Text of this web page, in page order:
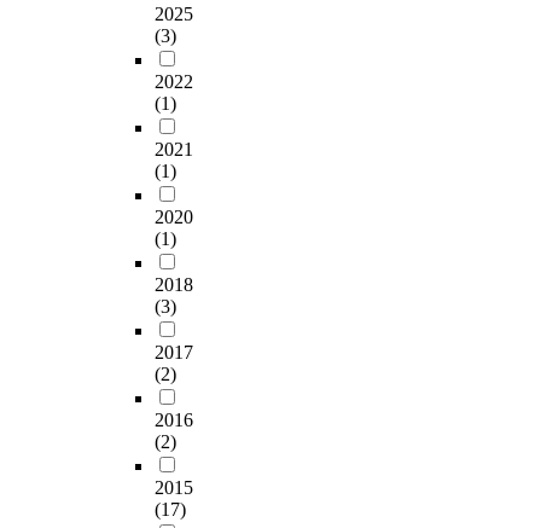
2025
(3)
2022
(1)
2021
(1)
2020
(1)
2018
(3)
2017
(2)
2016
(2)
2015
(17)